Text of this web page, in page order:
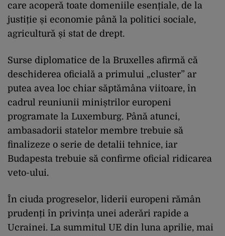
care acoperă toate domeniile esențiale, de la
justiție și economie până la politici sociale,
agricultură și stat de drept.
Surse diplomatice de la Bruxelles afirmă că
deschiderea oficială a primului „cluster” ar
putea avea loc chiar săptămâna viitoare, în
cadrul reuniunii miniștrilor europeni
programate la Luxemburg. Până atunci,
ambasadorii statelor membre trebuie să
finalizeze o serie de detalii tehnice, iar
Budapesta trebuie să confirme oficial ridicarea
veto-ului.
În ciuda progreselor, liderii europeni rămân
prudenți în privința unei aderări rapide a
Ucrainei. La summitul UE din luna aprilie, mai